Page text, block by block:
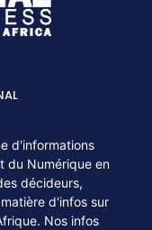
d'informations
du Numérique en
décideurs,
d'infos sur
Nos infos